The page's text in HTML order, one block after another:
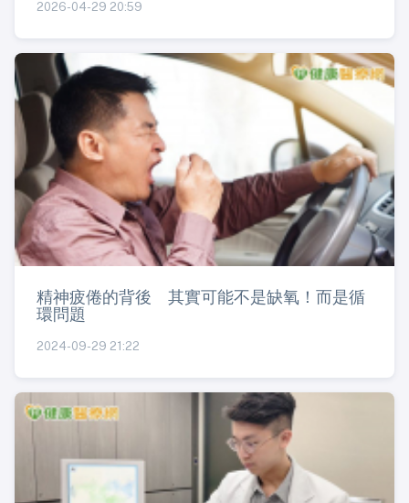
2026-04-29 20:59
精神疲倦的背後 其實可能不是缺氧！而是循
環問題
2024-09-29 21:22